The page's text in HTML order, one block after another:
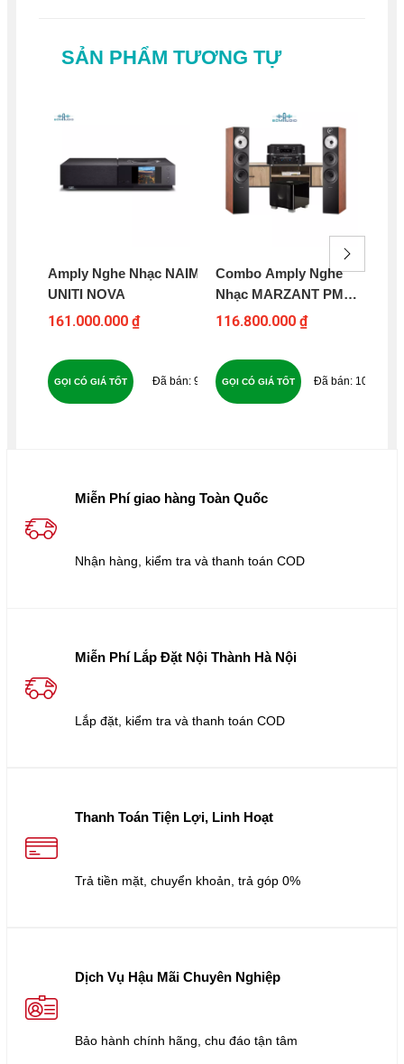
SẢN PHẨM TƯƠNG TỰ
Amply Nghe Nhạc NAIM
UNITI NOVA
161.000.000 ₫
95
GỌI CÓ GIÁ TỐT
Combo Amply Nghe
Nhạc MARZANT PM
8006 + Đầu CD Kiêm
+ Loa Cột B&W 603 S2 +
Loa Subwoofer Điện
REL T7X
116.800.000 ₫
107
GỌI CÓ GIÁ TỐT
Miễn Phí giao hàng Toàn Quốc
Nhận hàng, kiểm tra và thanh toán COD
Miễn Phí Lắp Đặt Nội Thành Hà Nội
Lắp đặt, kiểm tra và thanh toán COD
Thanh Toán Tiện Lợi, Linh Hoạt
Trả tiền mặt, chuyển khoản, trả góp 0%
Dịch Vụ Hậu Mãi Chuyên Nghiệp
Bảo hành chính hãng, chu đáo tận tâm